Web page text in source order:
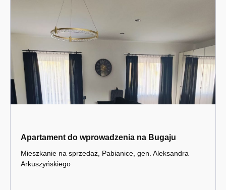
Apartament do wprowadzenia na Bugaju
Mieszkanie na sprzedaż, Pabianice, gen. Aleksandra
Arkuszyńskiego